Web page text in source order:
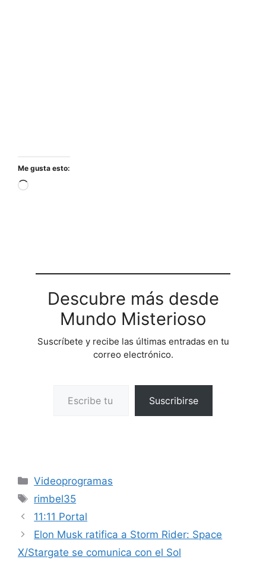
Me gusta esto:
Cargando...
Descubre más desde
Mundo Misterioso
Suscríbete y recibe las últimas entradas en tu
correo electrónico.
Suscribirse
Categorías
Videoprogramas
Etiquetas
rimbel35
11:11 Portal
Elon Musk ratifica a Storm Rider: Space
X/Stargate se comunica con el Sol